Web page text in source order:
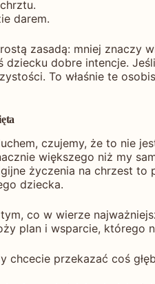
darem.
zasadą: mniej znaczy
dziecku dobre intencje.
To właśnie te
czujemy, że to nie
większego niż my
życzenia na chrzest
dziecka.
co w wierze
plan i wsparcie, którego
chcecie przekazać coś